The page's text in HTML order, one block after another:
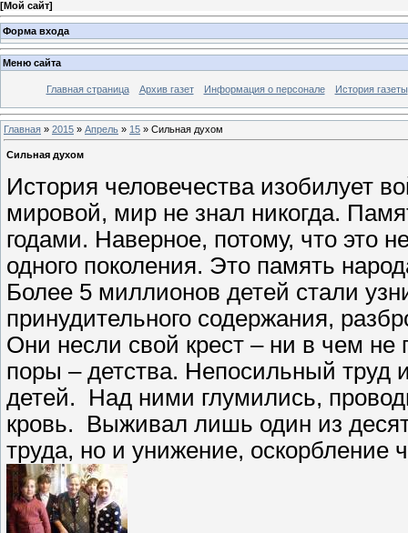
[Мой сайт]
Форма входа
Меню сайта
Главная страница Архив газет Информация о персонале История газеты
Главная » 2015 » Апрель » 15 » Сильная духом
Сильная духом
История человечества изобилует
мировой, мир не знал никогда.
годами. Наверное, потому, что это
одного поколения. Это память
Более 5 миллионов детей стали
принудительного содержания,
Они несли свой крест – ни в чем
поры – детства. Непосильный труд
детей. Над ними глумились,
кровь. Выживал лишь один из
труда, но и унижение, оскорбление